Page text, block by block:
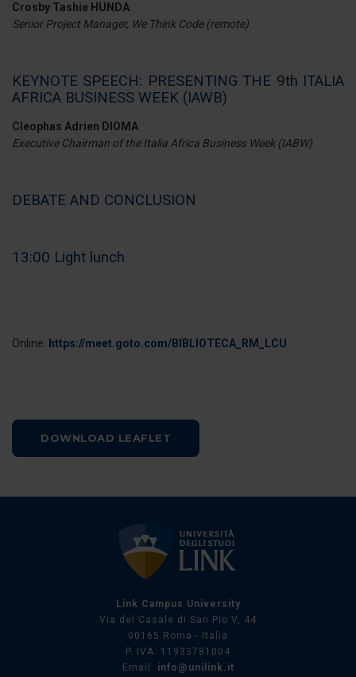
Approfondisci come vengono elaborati i tuoi dati personali
e imposta le tue preferenze nellasezione dettagli
Utilizziamo i cookie per personalizzare contenuti ed
annunci, per fornire funzionalità dei social media e per
analizzare il nostro traffico. Condividiamo inoltre
pubblicità e social media, i quali potrebbero combinarle
Crosby Tashie HUNDA
Senior Project Manager, We Think Code (remote)
KEYNOTE SPEECH: PRESENTING THE 9th ITALIA
AFRICA BUSINESS WEEK (IAWB)
Cleophas Adrien DIOMA
Executive Chairman of the Italia Africa Business Week (IABW)
DEBATE AND CONCLUSION
13:00 Light lunch
Online: https://meet.goto.com/BIBLIOTECA_RM_LCU
DOWNLOAD LEAFLET
Link Campus University
Via del Casale di San Pio V, 44
00165 Roma - Italia
P. IVA: 11933781004
Email: info@unilink.it